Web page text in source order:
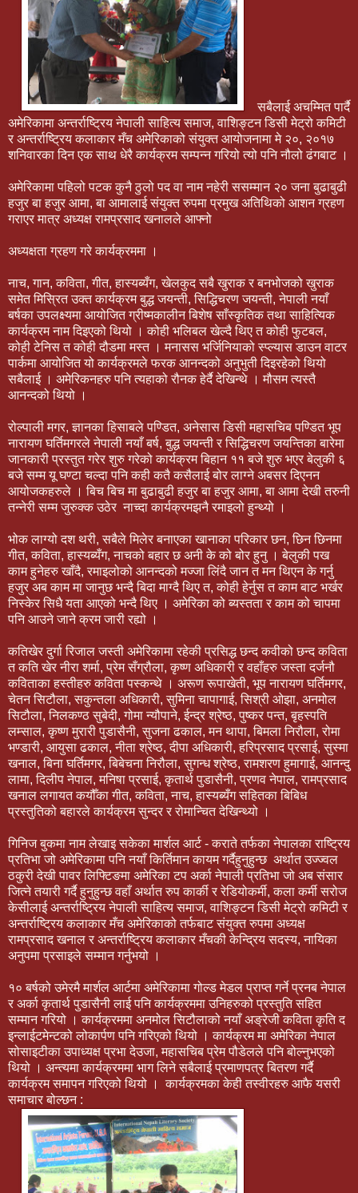
सबैलाई अचम्मित पार्दै
अमेरिकामा अन्तर्राष्ट्रिय नेपाली साहित्य समाज, वाशिङ्टन डिसी मेट्रो कमिटी
र अन्तर्राष्ट्रिय कलाकार मँच अमेरिकाको संयुक्त आयोजनामा मे २०, २०१७
शनिवारका दिन एक साथ धेरै कार्यक्रम सम्पन्न गरियो त्यो पनि नौलो ढंगबाट ।
अमेरिकामा पहिलो पटक कुनै ठुलो पद वा नाम नहेरी ससम्मान २० जना बुढाबुढी
हजुर बा हजुर आमा, बा आमालाई संयुक्त रुपमा प्रमुख अतिथिको आशन ग्रहण
गराएर मात्र अध्यक्ष रामप्रसाद खनालले आफ्नो
अध्यक्षता ग्रहण गरे कार्यक्रममा ।
नाच, गान, कविता, गीत, हास्यब्यँग, खेलकुद सबै खुराक र बनभोजको खुराक
समेत मिस्रित उक्त कार्यक्रम बुद्ध जयन्ती, सिद्धिचरण जयन्ती, नेपाली नयाँ
बर्षका उपलक्ष्यमा आयोजित ग्रीष्मकालीन बिशेष साँस्कृतिक तथा साहित्यिक
कार्यक्रम नाम दिइएको थियो । कोही भलिबल खेल्दै थिए त कोही फुटबल,
कोही टेनिस त कोही दौडमा मस्त । मनासस भर्जिनियाको स्प्ल्यास डाउन वाटर
पार्कमा आयोजित यो कार्यक्रमले फरक आनन्दको अनुभुती दिइरहेको थियो
सबैलाई । अमेरिकनहरु पनि त्यहाको रौनक हेर्दै देखिन्थे । मौसम त्यस्तै
आनन्दको थियो ।
रोल्पाली मगर, ज्ञानका हिसाबले पण्डित, अनेसास डिसी महासचिब पण्डित भूप
नारायण घर्तिमगरले नेपाली नयाँ बर्ष, बुद्ध जयन्ती र सिद्धिचरण जयन्तिका बारेमा
जानकारी प्रस्तुत गरेर शुरु गरेको कार्यक्रम बिहान ११ बजे शुरु भएर बेलुकी ६
बजे सम्म यू घण्टा चल्दा पनि कही कतै कसैलाई बोर लाग्ने अबसर दिएनन
आयोजकहरुले । बिच बिच मा बुढाबुढी हजुर बा हजुर आमा, बा आमा देखी तरुनी
तन्नेरी सम्म जुरुक्क उठेर नाच्दा कार्यक्रमझनै रमाइलो हुन्थ्यो ।
भोक लाग्यो दश थरी, सबैले मिलेर बनाएका खानाका परिकार छन, छिन छिनमा
गीत, कविता, हास्यब्यँग, नाचको बहार छ अनी के को बोर हुनु । बेलुकी पख
काम हुनेहरु खाँदै, रमाइलोको आनन्दको मज्जा लिंदै जान त मन थिएन के गर्नु
हजुर अब काम मा जानुछ भन्दै बिदा माग्दै थिए त, कोही हेर्नुस त काम बाट भर्खर
निस्केर सिधै यता आएको भन्दै थिए । अमेरिका को ब्यस्तता र काम को चापमा
पनि आउने जाने क्रम जारी रह्यो ।
कतिखेर दुर्गा रिजाल जस्ती अमेरिकामा रहेकी प्रसिद्ध छन्द कवीको छन्द कविता
त कति खेर नीरा शर्मा, प्रेम सँग्रौला, कृष्ण अधिकारी र वहाँहरु जस्ता दर्जनौ
कविताका हस्तीहरु कविता पस्कन्थे । अरूण रूपाखेती, भूप नारायण घर्तिमगर,
चेतन सिटौला, सकुन्तला अधिकारी, सुमिना चापागाई, सिश्री ओझा, अनमोल
सिटौला, निलकण्ठ सुबेदी, गोमा न्यौपाने, ईन्द्र श्रेष्ठ, पुष्कर पन्त, बृहस्पति
लम्साल, कृष्ण मुरारी पुडासैनी, सुजना ढकाल, मन थापा, बिमला निरौला, रोमा
भण्डारी, आयुसा ढकाल, नीता श्रेष्ठ, दीपा अधिकारी, हरिप्रसाद प्रसाई, सुस्मा
खनाल, बिना घर्तिमगर, बिबेचना निरौला, सुगन्ध श्रेष्ठ, रामशरण हुमागाई, आनन्दु
लामा, दिलीप नेपाल, मनिषा प्रसाई, कृतार्थ पुडासैनी, प्रणव नेपाल, रामप्रसाद
खनाल लगायत कयौँका गीत, कविता, नाच, हास्यब्यँग सहितका बिबिध
प्रस्तुतिको बहारले कार्यक्रम सुन्दर र रोमान्चित देखिन्थ्यो ।
गिनिज बुकमा नाम लेखाइ सकेका मार्शल आर्ट - कराते तर्फका नेपालका राष्ट्रिय
प्रतिभा जो अमेरिकामा पनि नयाँ किर्तिमान कायम गर्दैहुनुहुन्छ अर्थात उज्ज्वल
ठकुरी देखी पावर लिफ्टिङमा अमेरिका टप अर्का नेपाली प्रतिभा जो अब संसार
जित्ने तयारी गर्दै हुनुहुन्छ वहाँ अर्थात रुप कार्की र रेडियोकर्मी, कला कर्मी सरोज
केसीलाई अन्तर्राष्ट्रिय नेपाली साहित्य समाज, वाशिङ्टन डिसी मेट्रो कमिटी र
अन्तर्राष्ट्रिय कलाकार मँच अमेरिकाको तर्फबाट संयुक्त रुपमा अध्यक्ष
रामप्रसाद खनाल र अन्तर्राष्ट्रिय कलाकार मँचकी केन्द्रिय सदस्य, नायिका
अनुपमा प्रसाइले सम्मान गर्नुभयो ।
१० बर्षको उमेरमै मार्शल आर्टमा अमेरिकामा गोल्ड मेडल प्राप्त गर्ने प्रनब नेपाल
र अर्का कृतार्थ पुडासैनी लाई पनि कार्यक्रममा उनिहरुको प्रस्तुति सहित
सम्मान गरियो । कार्यक्रममा अनमोल सिटौलाको नयाँ अङ्रेजी कविता कृति द
इन्लाईटमेन्टको लोकार्पण पनि गरिएको थियो । कार्यक्रम मा अमेरिका नेपाल
सोसाइटीका उपाध्यक्ष प्रभा देउजा, महासचिब प्रेम पौडेलले पनि बोल्नुभएको
थियो । अन्त्यमा कार्यक्रममा भाग लिने सबैलाई प्रमाणपत्र बितरण गर्दै
कार्यक्रम समापन गरिएको थियो । कार्यक्रमका केही तस्वीरहरु आफै यसरी
समाचार बोल्छन :